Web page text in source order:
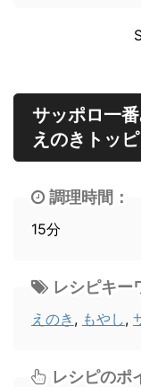
サッポロ一
えのきトッ
調理時間：
15分
レシピのポ
レシピキー
えのき , もやし,